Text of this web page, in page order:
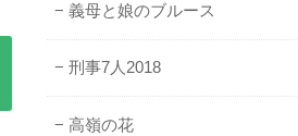
義母と娘のブルース
刑事7人2018
高嶺の花